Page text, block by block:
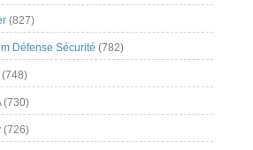
(827)
Défense Sécurité (782)
(748)
(730)
(726)